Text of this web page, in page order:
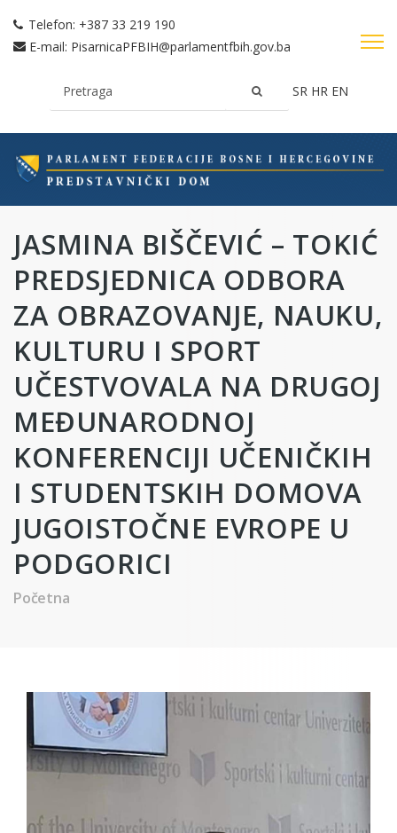
Telefon: +387 33 219 190
E-mail: PisarnicaPFBIH@parlamentfbih.gov.ba
SR HR EN
JASMINA BIŠČEVIĆ – TOKIĆ
PREDSJEDNICA ODBORA
ZA OBRAZOVANJE, NAUKU,
KULTURU I SPORT
UČESTVOVALA NA DRUGOJ
MEĐUNARODNOJ
KONFERENCIJI UČENIČKIH
I STUDENTSKIH DOMOVA
JUGOISTOČNE EVROPE U
PODGORICI
Početna